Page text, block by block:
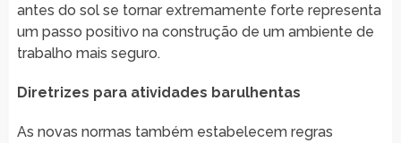
antes do sol se tornar extremamente forte representa
um passo positivo na construção de um ambiente de
trabalho mais seguro.
Diretrizes para atividades barulhentas
As novas normas também estabelecem regras